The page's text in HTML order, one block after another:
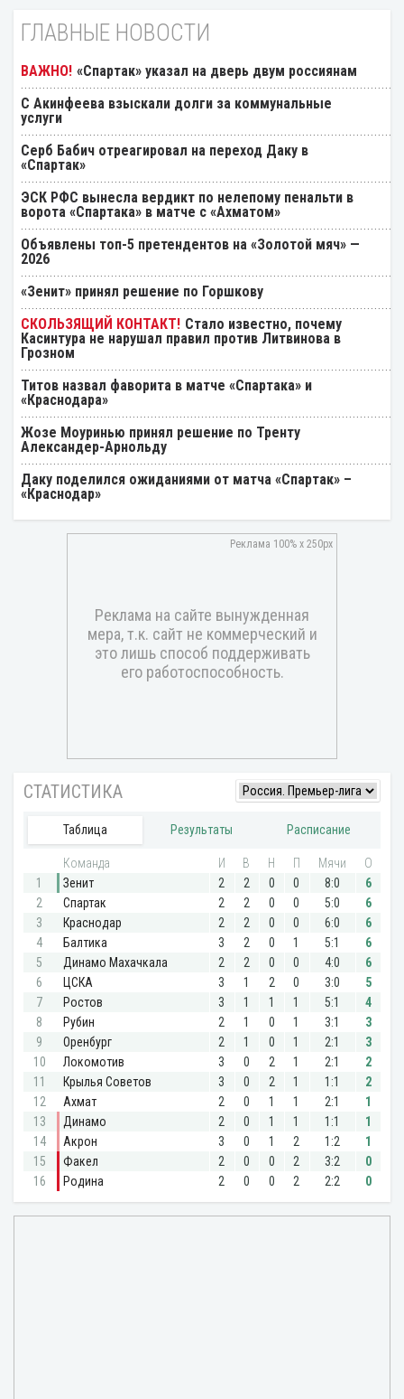
ГЛАВНЫЕ НОВОСТИ
«Спартак» указал на дверь двум россиянам
С Акинфеева взыскали долги за коммунальные
услуги
Серб Бабич отреагировал на переход Даку в
«Спартак»
ЭСК РФС вынесла вердикт по нелепому пенальти в
ворота «Спартака» в матче с «Ахматом»
Объявлены топ-5 претендентов на «Золотой мяч» —
2026
«Зенит» принял решение по Горшкову
Стало известно, почему
Касинтура не нарушал правил против Литвинова в
Грозном
Титов назвал фаворита в матче «Спартака» и
«Краснодара»
Жозе Моуринью принял решение по Тренту
Александер-Арнольду
Даку поделился ожиданиями от матча «Спартак» –
«Краснодар»